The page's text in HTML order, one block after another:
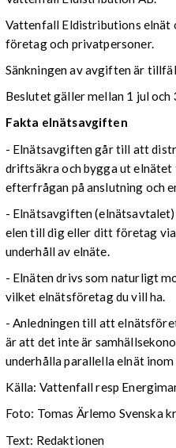
Vattenfall Eldistributions elnät
företag och privatpersoner.
Sänkningen av avgiften är
Beslutet gäller mellan 1 jul och
Fakta elnätsavgiften
- Elnätsavgiften går till att
driftsäkra och bygga ut
efterfrågan på anslutning och
- Elnätsavgiften
elen till dig eller ditt företag
underhåll av elnäte.
- Elnäten drivs som naturligt
vilket elnätsföretag du vill ha.
- Anledningen till att
är att det inte är
underhålla parallella elnät
Källa: Vattenfall resp
Foto: Tomas Ärlemo Svenska
Text: Redaktionen